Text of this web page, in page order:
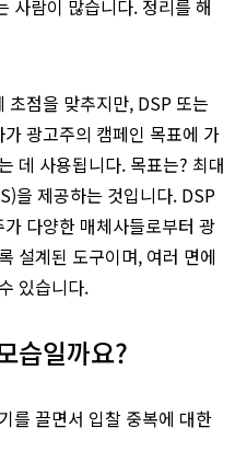
사람이 많습니다. 정리를 해
초점을 맞추지만, DSP 또는
광고주의 캠페인 목표에 가
데 사용됩니다. 목표는? 최대
을 제공하는 것입니다. DSP
다양한 매체사들로부터 광
설계된 도구이며, 여러 면에
있습니다.
습일까요?
를 끌면서 입찰 중복에 대한